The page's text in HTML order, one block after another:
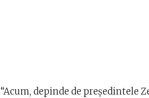
“Acum, depinde de preşedintele